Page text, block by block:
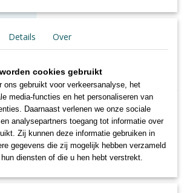
max. 2 werkdagen
en 1.4 cm hoog
en 1.7 cm hoog
kleuren en heel veel verschillende
Details Over
cookies gebruikt
ons gebruikt voor verkeersanalyse, het
media-functies en het personaliseren van
Daarnaast verlenen we onze sociale
analysepartners toegang tot informatie over
Zij kunnen deze informatie gebruiken in
gegevens die zij mogelijk hebben verzameld
diensten of die u hen hebt verstrekt.